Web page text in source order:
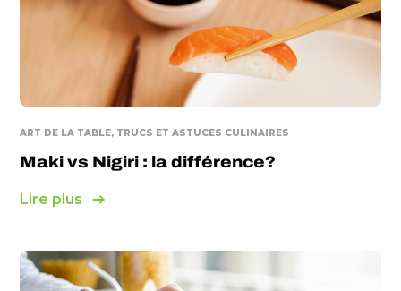
ART DE LA TABLE, TRUCS ET ASTUCES CULINAIRES
Maki vs Nigiri : la différence?
Lire plus